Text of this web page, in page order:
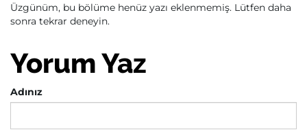
Üzgünüm, bu bölüme henüz yazı eklenmemiş. Lütfen daha
sonra tekrar deneyin.
Yorum Yaz
Adınız